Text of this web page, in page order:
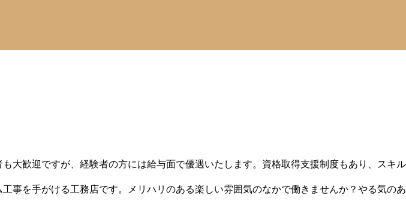
大歓迎ですが、経験者の方には給与面で優遇いたします。資格取得支援制度もあり、スキル
事を手がける工務店です。メリハリのある楽しい雰囲気のなかで働きませんか？やる気のあ